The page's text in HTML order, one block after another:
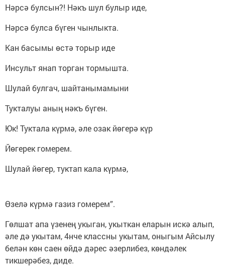
Нәрсә булсын?! Нәкъ шул булыр иде,
Нәрсә булса бүген чынлыкта.
Кан басымы өстә торыр иде
Инсульт янап торган тормышта.
Шулай булгач, шайтанымамыни
Тукталуы аның нәкъ бүген.
Юк! Туктала күрмә, әле озак йөгерә күр
Йөгерек гомерем.
Шулай йөгер, туктап кала күрмә,
Өзелә күрмә газиз гомерем”.
Гөлшат апа үзенең укыган, укыткан еларын искә алып,
әле дә укытам, 4нче классны укытам, оныгым Айсылу
белән көн саен өйдә дәрес әзерлибез, көндәлек
тикшерәбез, диде.